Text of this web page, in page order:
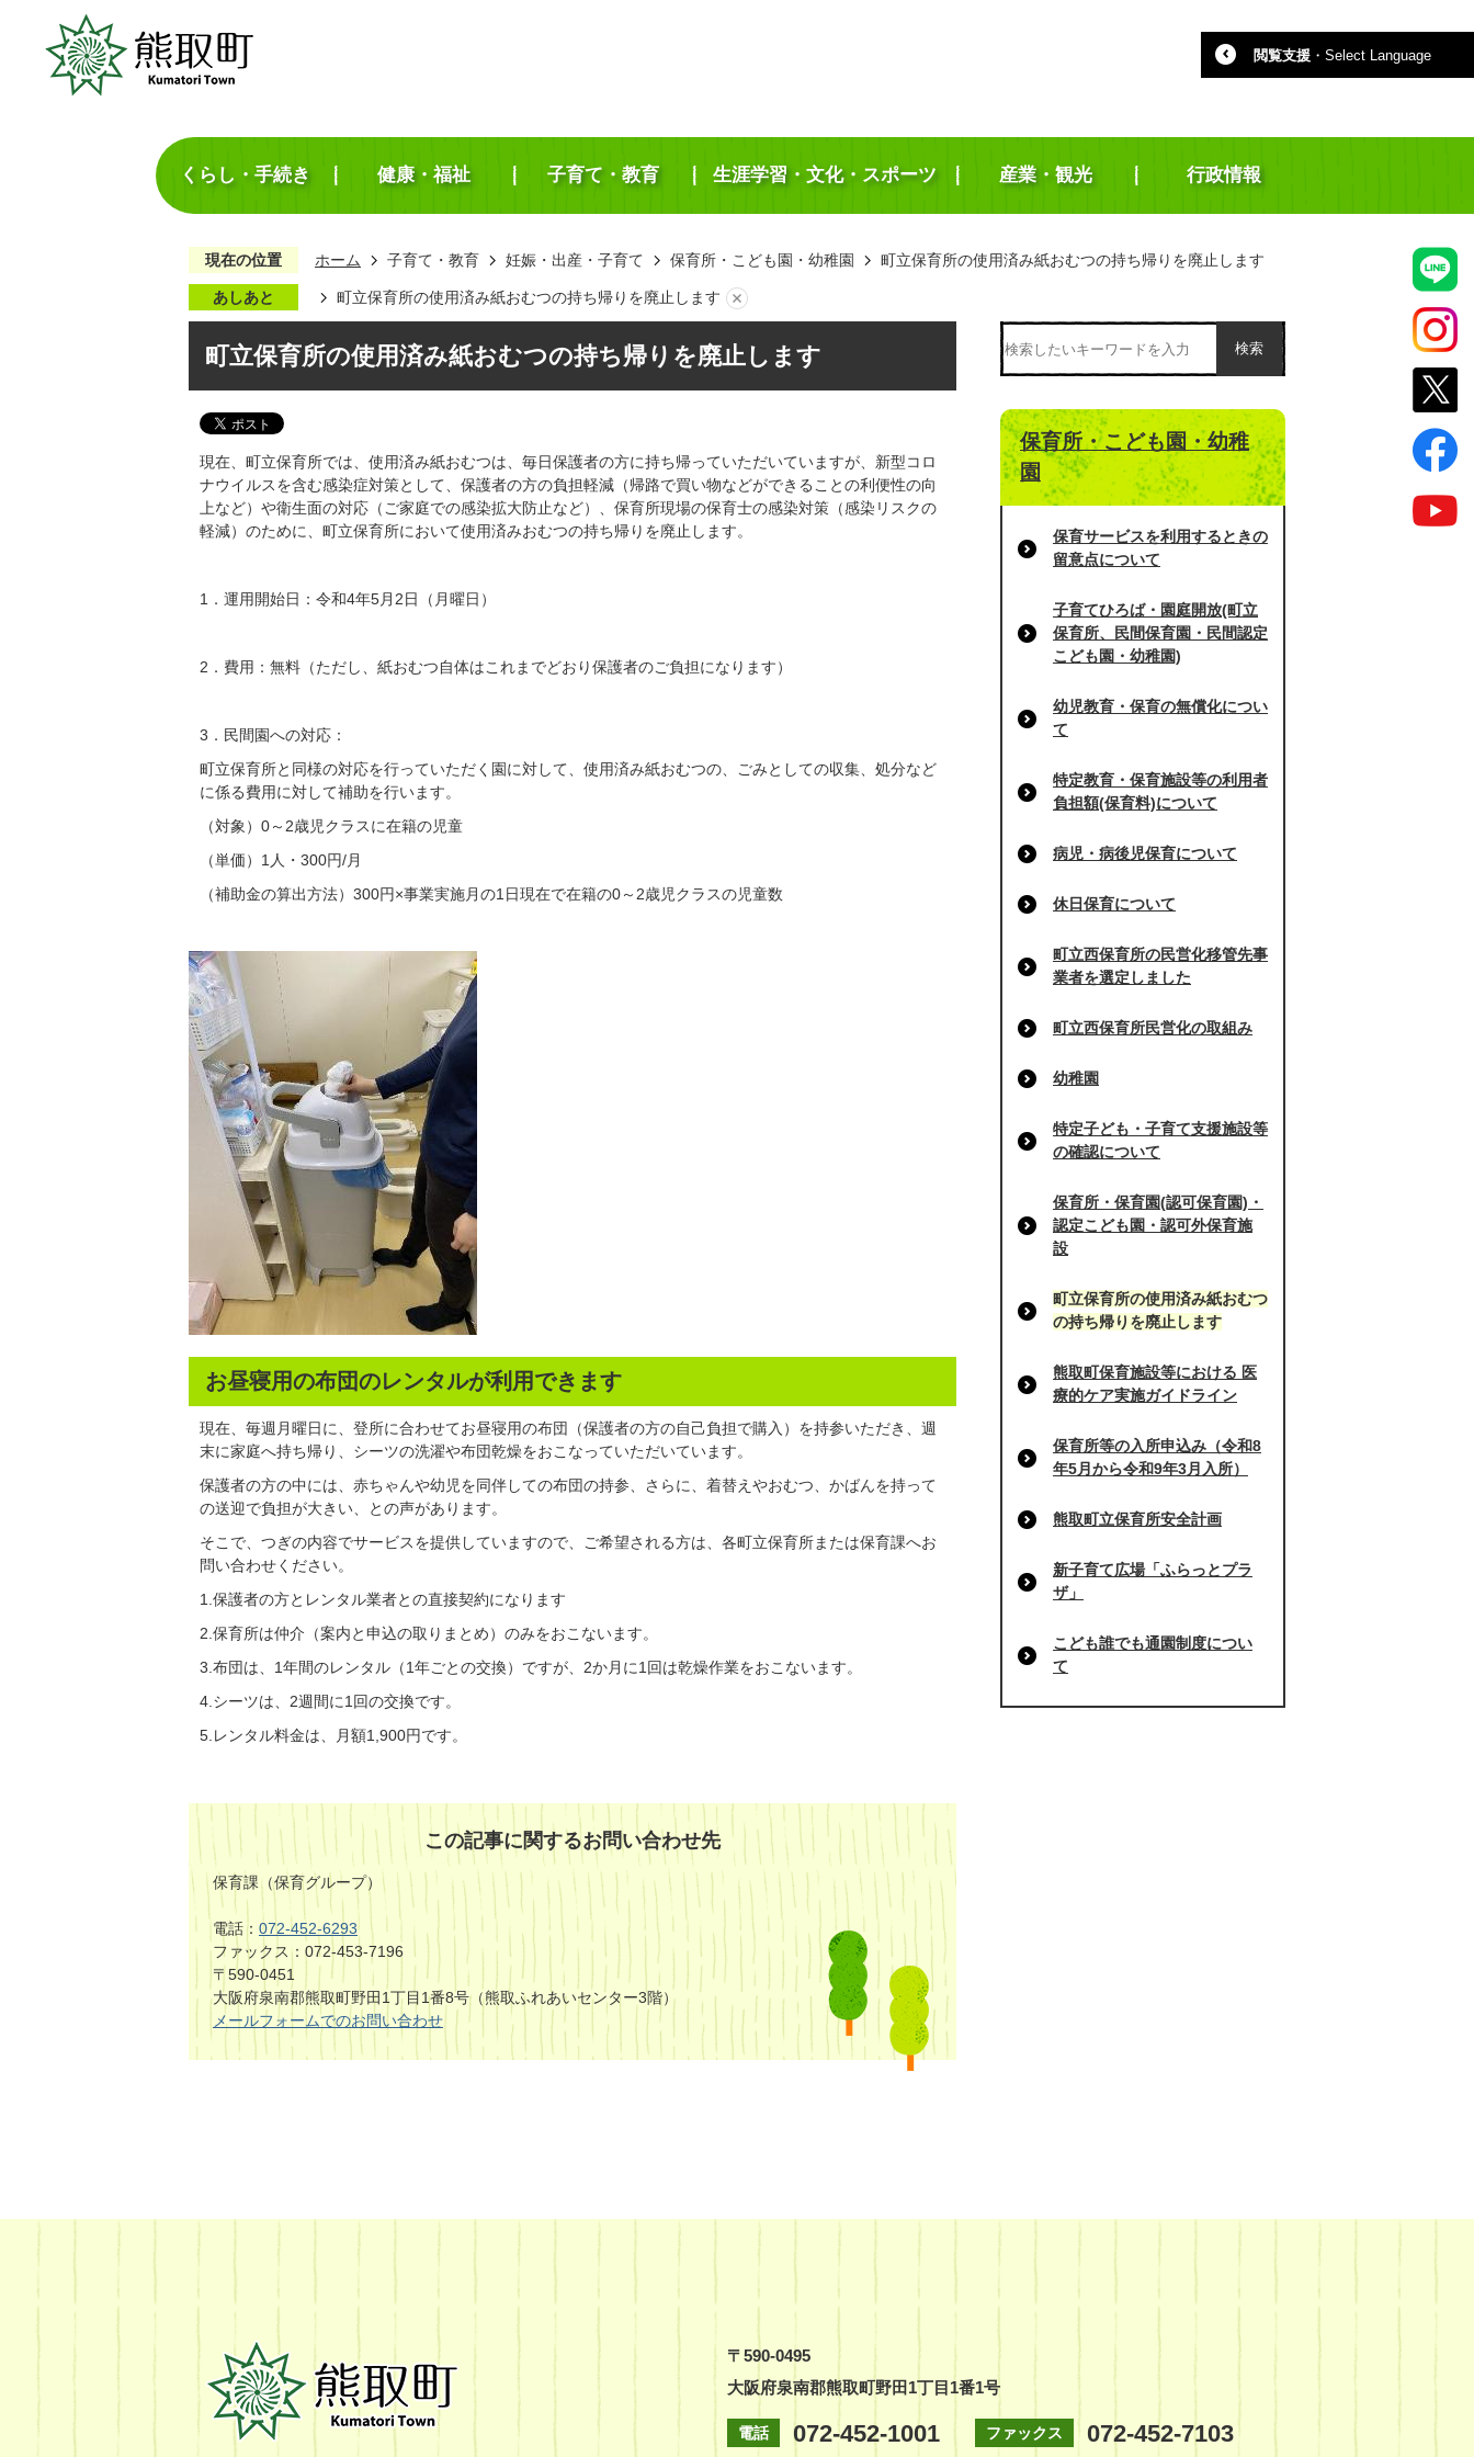
閲覧支援 ・ Select Language
くらし・手続き 健康・福祉 子育て・教育 生涯学習・文化・スポーツ 産業・観光 行政情報
現在の位置 ホーム 子育て・教育 妊娠・出産・子育て 保育所・こども園・幼稚園 町立保育所の使用済み紙おむつの持ち帰りを廃止します
あしあと 町立保育所の使用済み紙おむつの持ち帰りを廃止します
町立保育所の使用済み紙おむつの持ち帰りを廃止します
現在、町立保育所では、使用済み紙おむつは、毎日保護者の方に持ち帰っていただいていますが、新型コロ
ナウイルスを含む感染症対策として、保護者の方の負担軽減（帰路で買い物などができることの利便性の向
上など）や衛生面の対応（ご家庭での感染拡大防止など）、保育所現場の保育士の感染対策（感染リスクの
軽減）のために、町立保育所において使用済みおむつの持ち帰りを廃止します。
1．運用開始日：令和4年5月2日（月曜日）
2．費用：無料（ただし、紙おむつ自体はこれまでどおり保護者のご負担になります）
3．民間園への対応：
町立保育所と同様の対応を行っていただく園に対して、使用済み紙おむつの、ごみとしての収集、処分など
に係る費用に対して補助を行います。
（対象）0～2歳児クラスに在籍の児童
（単価）1人・300円/月
（補助金の算出方法）300円×事業実施月の1日現在で在籍の0～2歳児クラスの児童数
お昼寝用の布団のレンタルが利用できます
現在、毎週月曜日に、登所に合わせてお昼寝用の布団（保護者の方の自己負担で購入）を持参いただき、週
末に家庭へ持ち帰り、シーツの洗濯や布団乾燥をおこなっていただいています。
保護者の方の中には、赤ちゃんや幼児を同伴しての布団の持参、さらに、着替えやおむつ、かばんを持って
の送迎で負担が大きい、との声があります。
そこで、つぎの内容でサービスを提供していますので、ご希望される方は、各町立保育所または保育課へお
問い合わせください。
1.保護者の方とレンタル業者との直接契約になります
2.保育所は仲介（案内と申込の取りまとめ）のみをおこないます。
3.布団は、1年間のレンタル（1年ごとの交換）ですが、2か月に1回は乾燥作業をおこないます。
4.シーツは、2週間に1回の交換です。
5.レンタル料金は、月額1,900円です。
この記事に関するお問い合わせ先
保育課（保育グループ）
電話： 072-452-6293
ファックス：072-453-7196
〒590-0451
大阪府泉南郡熊取町野田1丁目1番8号（熊取ふれあいセンター3階）
メールフォームでのお問い合わせ
検索
保育所・こども園・幼稚
園
保育サービスを利用するときの
留意点について
子育てひろば・園庭開放(町立
保育所、民間保育園・民間認定
こども園・幼稚園)
幼児教育・保育の無償化につい
て
特定教育・保育施設等の利用者
負担額(保育料)について
病児・病後児保育について
休日保育について
町立西保育所の民営化移管先事
業者を選定しました
町立西保育所民営化の取組み
幼稚園
特定子ども・子育て支援施設等
の確認について
保育所・保育園(認可保育園)・
認定こども園・認可外保育施
設
町立保育所の使用済み紙おむつ
の持ち帰りを廃止します
熊取町保育施設等における 医
療的ケア実施ガイドライン
保育所等の入所申込み（令和8
年5月から令和9年3月入所）
熊取町立保育所安全計画
新子育て広場「ふらっとプラ
ザ」
こども誰でも通園制度につい
て
町
Kumatori
Town
Official
〒590-0495
大阪府泉南郡熊取町野田1丁目1番1号
電話 072-452-1001 ファックス 072-452-7103